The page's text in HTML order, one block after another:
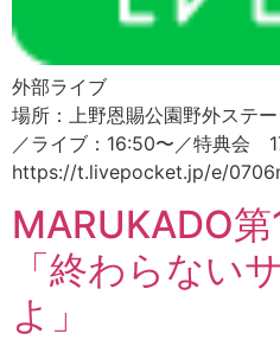
外部ライブ
場所：上野恩賜公園野外ステ
／ライブ：16:50〜／特典会
https://t.livepocket.jp/e/
MARUKADO
「終わらない
よ」